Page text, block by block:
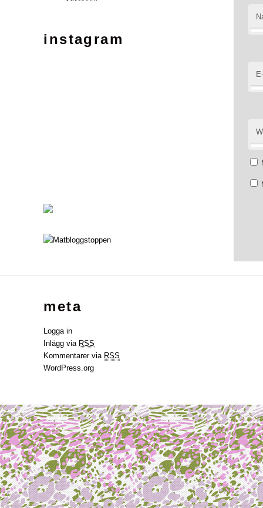
instagram
meta
Logga in
Inlägg via RSS
Kommentarer via RSS
WordPress.org